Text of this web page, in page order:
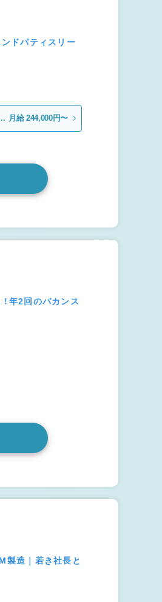
ンドパティスリー
月給 244,000円〜
年2回のバカンス
製造｜若き社長と